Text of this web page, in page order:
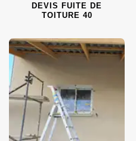
DEVIS FUITE DE
TOITURE 40